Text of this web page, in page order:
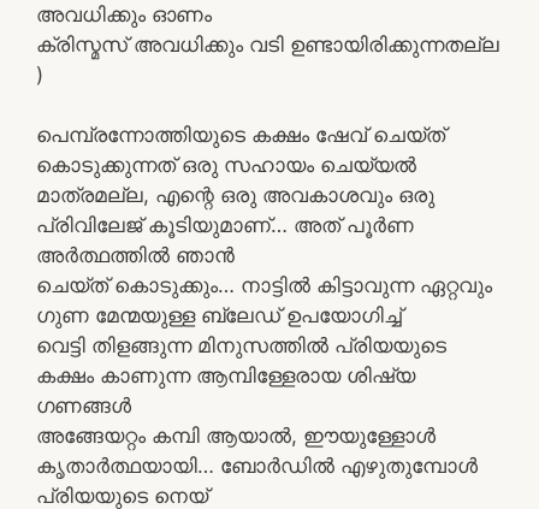
അവധിക്കും ഓണം
ക്രിസ്മസ് അവധിക്കും വടി ഉണ്ടായിരിക്കുന്നതല്ല
)
പെമ്പ്രന്നോത്തിയുടെ കക്ഷം ഷേവ് ചെയ്ത്
കൊടുക്കുന്നത് ഒരു സഹായം ചെയ്യൽ
മാത്രമല്ല, എന്റെ ഒരു അവകാശവും ഒരു
പ്രിവിലേജ് കൂടിയുമാണ്… അത് പൂർണ
അർത്ഥത്തിൽ ഞാൻ
ചെയ്ത് കൊടുക്കും… നാട്ടിൽ കിട്ടാവുന്ന ഏറ്റവും
ഗുണ മേന്മയുള്ള ബ്ലേഡ് ഉപയോഗിച്ച്
വെട്ടി തിളങ്ങുന്ന മിനുസത്തിൽ പ്രിയയുടെ
കക്ഷം കാണുന്ന ആമ്പിള്ളേരായ ശിഷ്യ
ഗണങ്ങൾ
അങ്ങേയറ്റം കമ്പി ആയാൽ, ഈയുള്ളോൾ
കൃതാർത്ഥയായി… ബോർഡിൽ എഴുതുമ്പോൾ
പ്രിയയുടെ നെയ്